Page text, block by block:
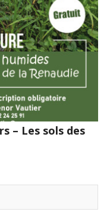
– Les sols des